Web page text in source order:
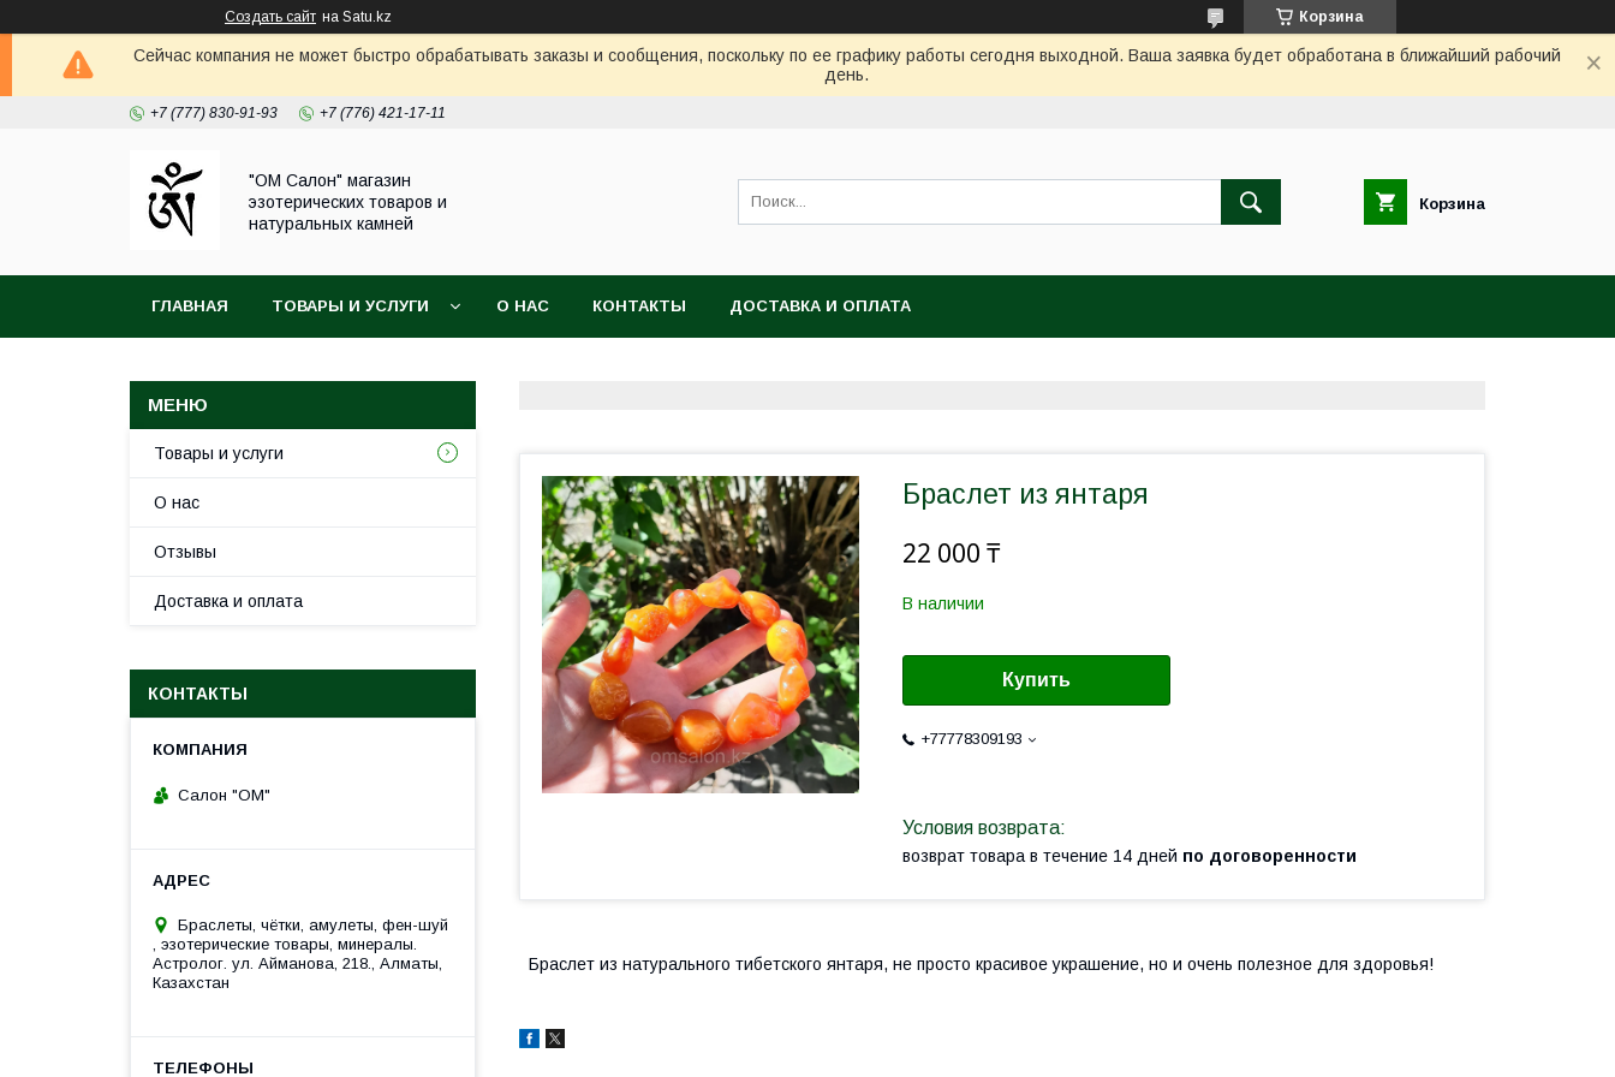
Создать сайт на Satu.kz Корзина
Сейчас компания не может быстро обрабатывать заказы и сообщения, поскольку по ее графику работы сегодня выходной. Ваша заявка будет обработана в ближайший рабочий
день.
+7 (777) 830-91-93 +7 (776) 421-17-11
"ОМ Салон" магазин
эзотерических товаров и
натуральных камней
Корзина
ГЛАВНАЯ ТОВАРЫ И УСЛУГИ О НАС КОНТАКТЫ ДОСТАВКА И ОПЛАТА
Браслет из янтаря
22 000 ₸
В наличии
Купить
+77778309193
возврат товара в течение 14 дней по договоренности
Браслет из натурального тибетского янтаря, не просто красивое украшение, но и очень полезное для здоровья!
Товары и услуги
О нас
Отзывы
Доставка и оплата
КОНТАКТЫ
Салон "ОМ"
Браслеты, чётки, амулеты, фен-шуй
, эзотерические товары, минералы.
Астролог. ул. Айманова, 218., Алматы,
Казахстан